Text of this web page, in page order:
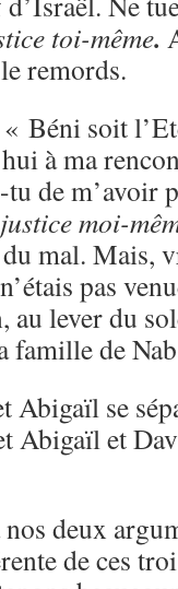
toi-même.
remords.
Béni soit
à ma
de m’avoir
moi-
mal. Mais,
pas
au lever du
famille de
Abigaïl se
Abigaïl et
deux
de ces